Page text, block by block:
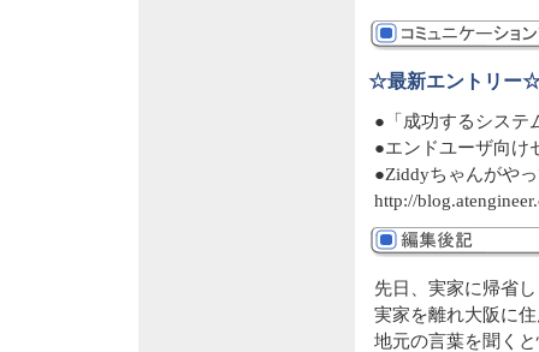
☆最新エントリー
●「成功するシステ
●エンドユーザ向
●Ziddyちゃんがや
http://
先日、実家に帰省
実家を離れ大阪に
地元の言葉を聞く